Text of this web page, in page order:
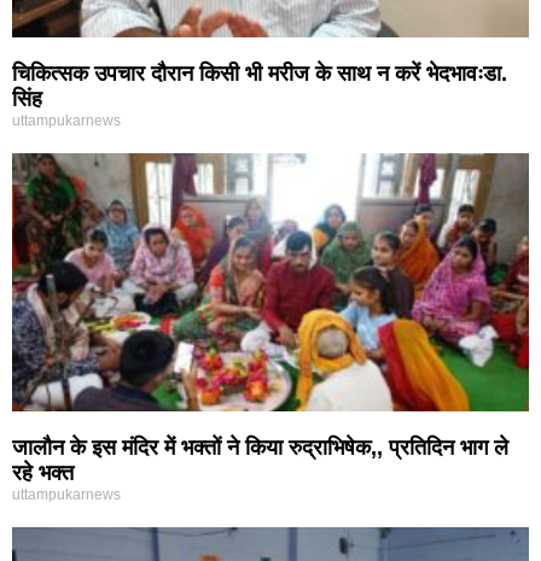
चिकित्सक उपचार दौरान किसी भी मरीज के साथ न करें भेदभावःडा.
सिंह
uttampukarnews
जालौन के इस मंदिर में भक्तों ने किया रुद्राभिषेक,, प्रतिदिन भाग ले
रहे भक्त
uttampukarnews